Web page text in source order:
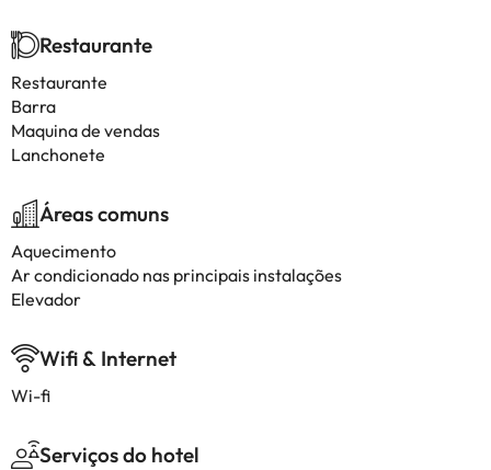
Restaurante
Restaurante
Barra
Maquina de vendas
Lanchonete
Áreas comuns
Aquecimento
Ar condicionado nas principais instalações
Elevador
Wifi & Internet
Wi-fi
Serviços do hotel